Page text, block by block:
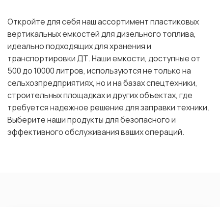
Откройте для себя наш ассортимент пластиковых
вертикальных емкостей для дизельного топлива,
идеально подходящих для хранения и
транспортировки ДТ. Наши емкости, доступные от
500 до 10000 литров, используются не только на
сельхозпредприятиях, но и на базах спецтехники,
строительных площадках и других объектах, где
требуется надежное решение для заправки техники.
Выберите наши продукты для безопасного и
эффективного обслуживания ваших операций.